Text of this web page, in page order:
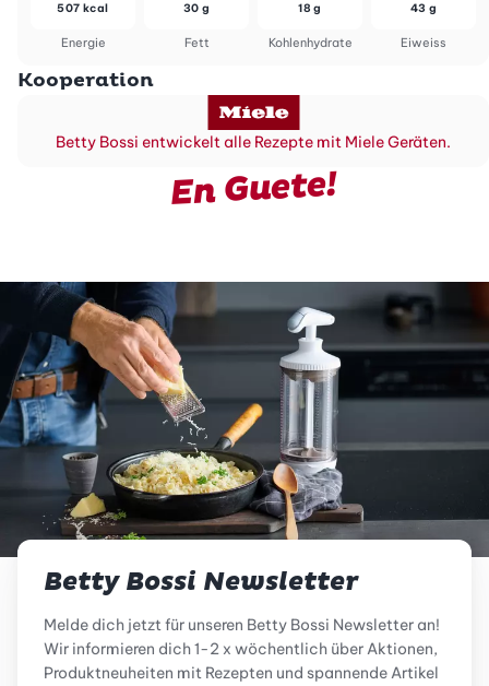
Energie
507 kcal
Fett
30 g
Kohlenhydrate
18 g
Eiweiss
43 g
Kooperation
Betty Bossi entwickelt alle Rezepte mit Miele Geräten.
En Guete!
Betty Bossi Newsletter
Melde dich jetzt für unseren Betty Bossi Newsletter an!
Wir informieren dich 1-2 x wöchentlich über Aktionen,
Produktneuheiten mit Rezepten und spannende Artikel